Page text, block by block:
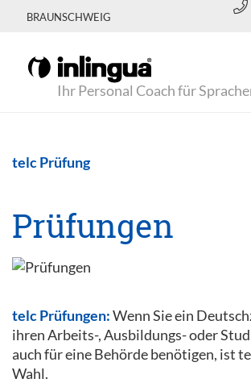
BRAUNSCHWEIG
Ihr Personal Coach für
telc Prüfung
Prüfungen
telc Prüfungen:Wenn Sie ein
ihren Arbeits-, Ausbildungs- oder
auch für eine Behörde benötigen, ist
Wahl.